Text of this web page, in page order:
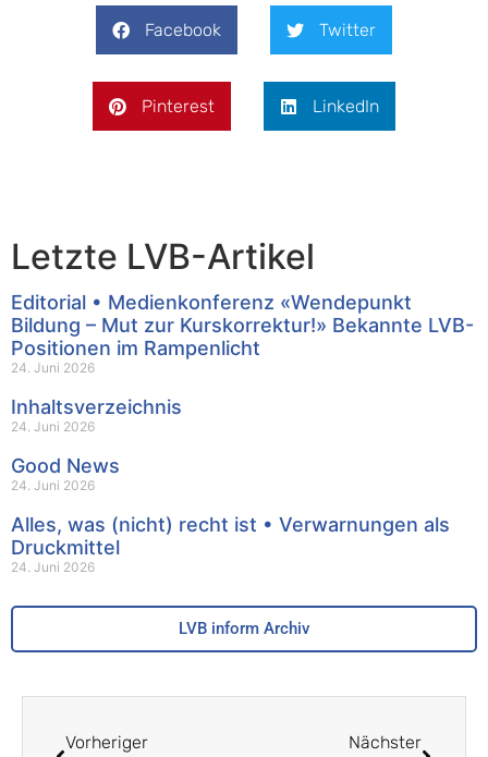
Facebook Twitter
Pinterest LinkedIn
Letzte LVB-Artikel
Editorial • Medienkonferenz «Wendepunkt
Bildung – Mut zur Kurskorrektur!» Bekannte LVB-
Positionen im Rampenlicht
24. Juni 2026
Inhaltsverzeichnis
24. Juni 2026
Good News
24. Juni 2026
Alles, was (nicht) recht ist • Verwarnungen als
Druckmittel
24. Juni 2026
LVB inform Archiv
Vorheriger Nächster